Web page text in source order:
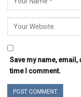
Save my name,
time I comment.